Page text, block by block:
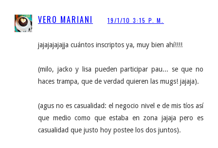
VERO MARIANI 19/1/10 3:15 P. M.
jajajajajajja cuántos inscriptos ya, muy bien ahí!!!!
(milo, jacko y lisa pueden participar pau... se que no
haces trampa, que de verdad quieren las mugs! jajaja).
(agus no es casualidad: el negocio nivel e de mis tíos así
que medio como que estaba en zona jajaja pero es
casualidad que justo hoy postee los dos juntos).